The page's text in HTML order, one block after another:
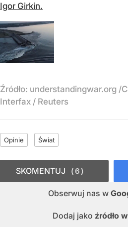
Igor Girkin.
Źródło: understandingwar.org /
Interfax / Reuters
Opinie Świat
Obserwuj nas w
Dodaj jako źródło
SKOMENTUJ 6